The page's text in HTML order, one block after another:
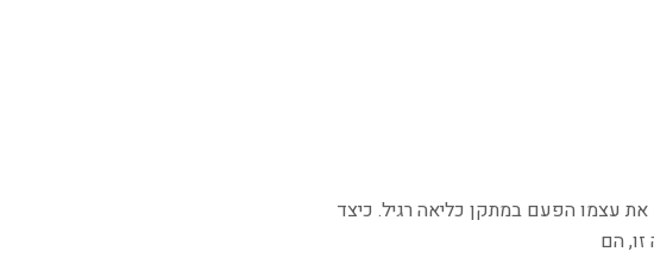
עצמו הפעם במתקן כליאה רגיל. כיצד
הם